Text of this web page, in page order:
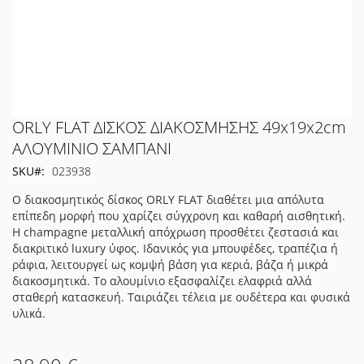
Μετάβαση
στην
αρχή
της
εικόνων
ORLY FLAT ΔΙΣΚΟΣ ΔΙΑΚΟΣΜΗΣΗΣ 49x19x2cm
ΑΛΟΥΜΙΝΙΟ ΣΑΜΠΑΝΙ
SKU
023938
Ο διακοσμητικός δίσκος ORLY FLAT διαθέτει μια απόλυτα
επίπεδη μορφή που χαρίζει σύγχρονη και καθαρή αισθητική.
Η champagne μεταλλική απόχρωση προσθέτει ζεστασιά και
διακριτικό luxury ύφος. Ιδανικός για μπουφέδες, τραπέζια ή
ράφια, λειτουργεί ως κομψή βάση για κεριά, βάζα ή μικρά
διακοσμητικά. Το αλουμίνιο εξασφαλίζει ελαφριά αλλά
σταθερή κατασκευή. Ταιριάζει τέλεια με ουδέτερα και φυσικά
υλικά.